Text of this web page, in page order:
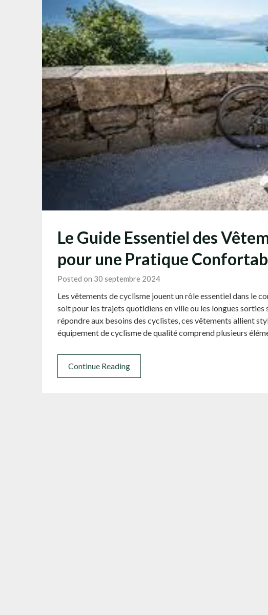
Le Guide Essentiel des
pour une Pratique
Posted on 30 septembre 2024
Les vêtements de cyclisme jouent un rôle essentiel dans le
soit pour les trajets quotidiens en ville ou les longues
répondre aux besoins des cyclistes, ces vêtements allient
équipement de cyclisme de qualité comprend plusieurs
Continue Reading